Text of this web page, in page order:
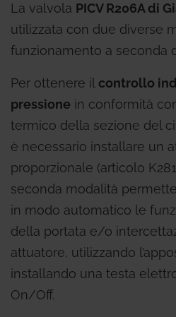
La valvola PICV R206A di
utilizzata con due diverse
funzionamento a seconda
Per ottenere il controllo
pressione in conformità
termico della sezione del
è necessario installare un
proporzionale (articolo
seconda modalità
in modo automatico le
della portata e/o
attuatore, utilizzando
installando una testa
On/Off.